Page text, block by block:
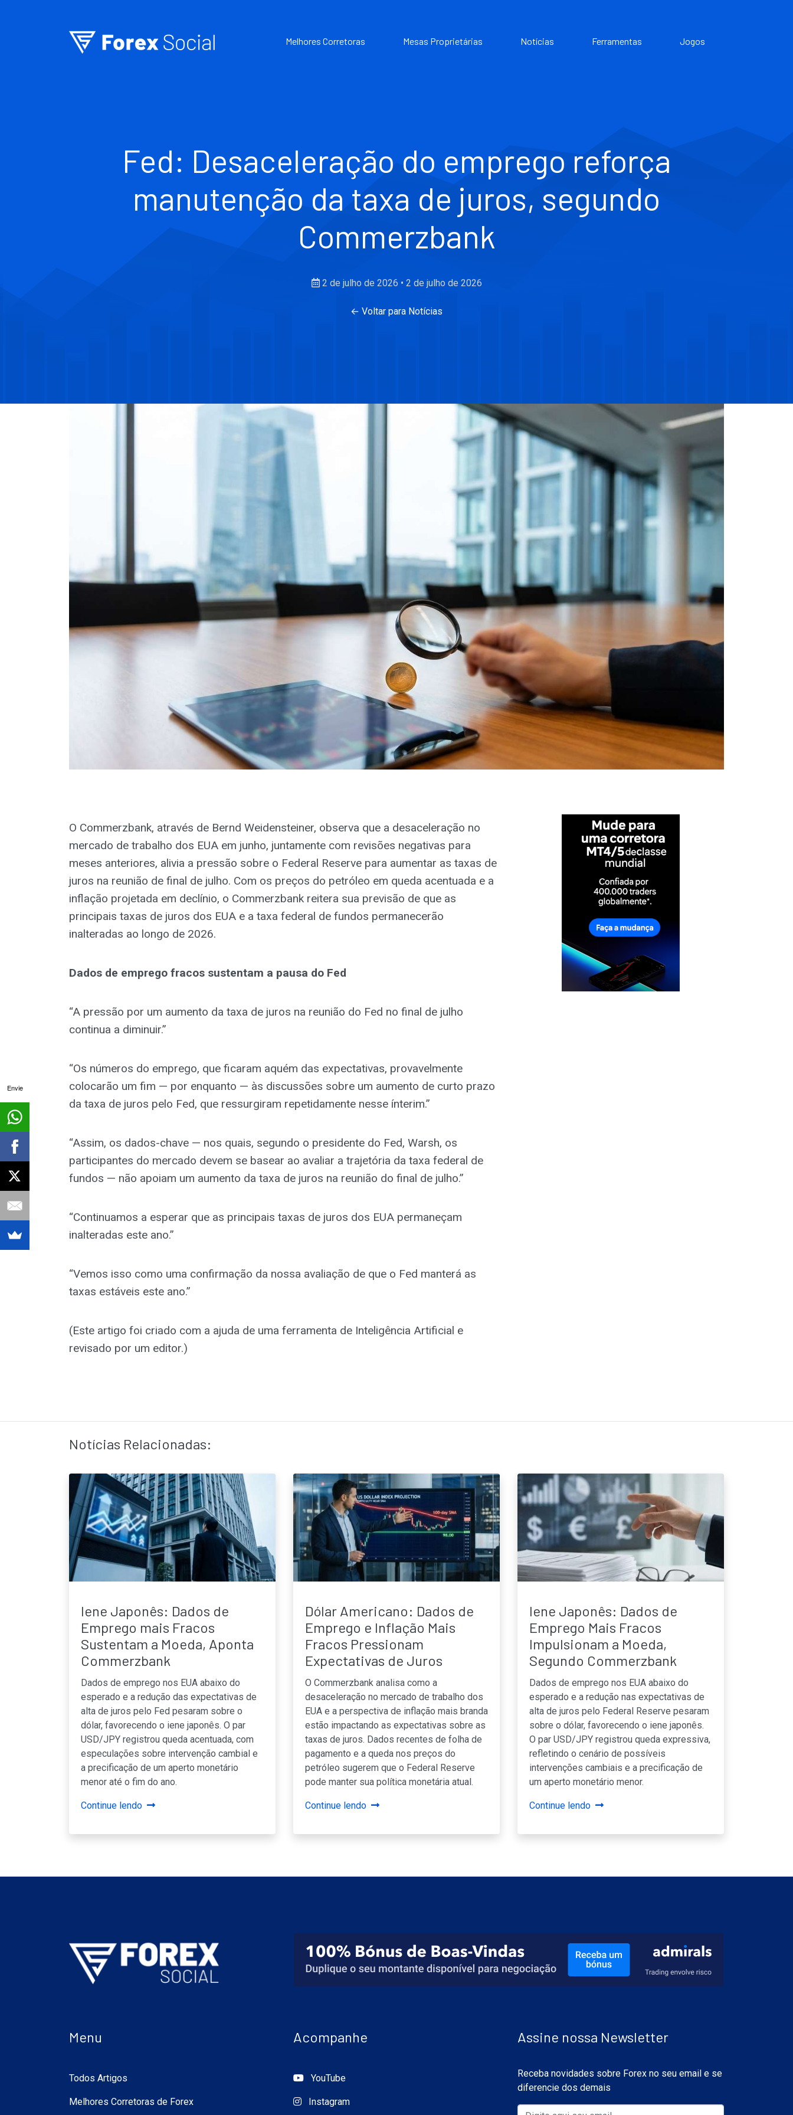
Melhores Corretoras Mesas Proprietárias Notícias Ferramentas Jogos
Fed: Desaceleração do emprego reforça
manutenção da taxa de juros, segundo
Commerzbank
2 de julho de 2026 • 2 de julho de 2026
← Voltar para Notícias
O Commerzbank, através de Bernd Weidensteiner, observa que a desaceleração no
mercado de trabalho dos EUA em junho, juntamente com revisões negativas para
meses anteriores, alivia a pressão sobre o Federal Reserve para aumentar as taxas de
juros na reunião de final de julho. Com os preços do petróleo em queda acentuada e a
inflação projetada em declínio, o Commerzbank reitera sua previsão de que as
principais taxas de juros dos EUA e a taxa federal de fundos permanecerão
inalteradas ao longo de 2026.
Dados de emprego fracos sustentam a pausa do Fed
“A pressão por um aumento da taxa de juros na reunião do Fed no final de julho
continua a diminuir.”
“Os números do emprego, que ficaram aquém das expectativas, provavelmente
colocarão um fim — por enquanto — às discussões sobre um aumento de curto prazo
da taxa de juros pelo Fed, que ressurgiram repetidamente nesse ínterim.”
“Assim, os dados-chave — nos quais, segundo o presidente do Fed, Warsh, os
participantes do mercado devem se basear ao avaliar a trajetória da taxa federal de
fundos — não apoiam um aumento da taxa de juros na reunião do final de julho.”
“Continuamos a esperar que as principais taxas de juros dos EUA permaneçam
inalteradas este ano.”
“Vemos isso como uma confirmação da nossa avaliação de que o Fed manterá as
taxas estáveis este ano.”
(Este artigo foi criado com a ajuda de uma ferramenta de Inteligência Artificial e
revisado por um editor.)
Notícias Relacionadas:
Iene Japonês: Dados de
Emprego mais Fracos
Sustentam a Moeda, Aponta
Commerzbank
Dados de emprego nos EUA abaixo do
esperado e a redução das expectativas de
alta de juros pelo Fed pesaram sobre o
dólar, favorecendo o iene japonês. O par
USD/JPY registrou queda acentuada, com
especulações sobre intervenção cambial e
a precificação de um aperto monetário
menor até o fim do ano.
Continue lendo
Dólar Americano: Dados de
Emprego e Inflação Mais
Fracos Pressionam
Expectativas de Juros
O Commerzbank analisa como a
desaceleração no mercado de trabalho dos
EUA e a perspectiva de inflação mais branda
estão impactando as expectativas sobre as
taxas de juros. Dados recentes de folha de
pagamento e a queda nos preços do
petróleo sugerem que o Federal Reserve
pode manter sua política monetária atual.
Continue lendo
Iene Japonês: Dados de
Emprego Mais Fracos
Impulsionam a Moeda,
Segundo Commerzbank
Dados de emprego nos EUA abaixo do
esperado e a redução nas expectativas de
alta de juros pelo Federal Reserve pesaram
sobre o dólar, favorecendo o iene japonês.
O par USD/JPY registrou queda expressiva,
refletindo o cenário de possíveis
intervenções cambiais e a precificação de
um aperto monetário menor.
Continue lendo
Menu
Todos Artigos
Melhores Corretoras de Forex
Acompanhe
YouTube
Instagram
Assine nossa Newsletter
Receba novidades sobre Forex no seu email e se
diferencie dos demais
Envie